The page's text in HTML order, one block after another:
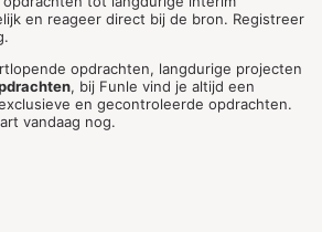
en reageer direct bij de bron. Registreer
opdrachten, langdurige projecten
, bij Funle vind je altijd een
en gecontroleerde opdrachten.
vandaag nog.